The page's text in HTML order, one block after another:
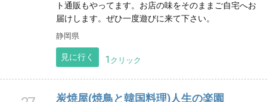
ト通販もやってます。お店の味をそのままご自宅へお
届けします。ぜひ一度遊びに来て下さい。
静岡県
見に行く 1 クリック
炭焼屋(焼鳥と韓国料理)人生の楽園